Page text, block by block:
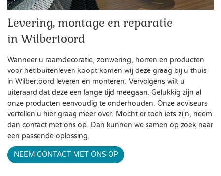
Levering, montage en reparatie
in Wilbertoord
Wanneer u raamdecoratie, zonwering, horren en producten
voor het buitenleven koopt komen wij deze graag bij u thuis
in Wilbertoord leveren en monteren. Vervolgens wilt u
uiteraard dat deze een lange tijd meegaan. Gelukkig zijn al
onze producten eenvoudig te onderhouden. Onze adviseurs
vertellen u hier graag meer over. Mocht er toch iets zijn, neem
dan contact met ons op. Dan kunnen we samen op zoek naar
een passende oplossing.
NEEM CONTACT MET ONS OP